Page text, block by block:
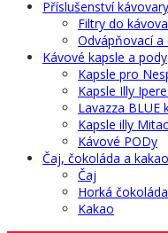
Příslušenství kávovary
Filtry do
Odvápňovací
Kávové kapsle a pody
Kapsle pro
Kapsle Illy
Lavazza BLUE
Kapsle illy
Kávové PODy
Čaj, čokoláda a kakao
Čaj
Horká čokoláda
Kakao